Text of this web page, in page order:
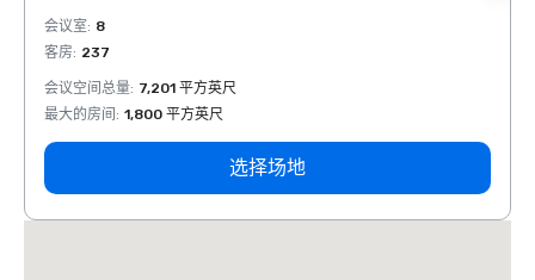
会议室: 8
客房: 237
会议空间总量: 7,201 平方英尺
最大的房间 : 1,800 平方英尺
选择场地